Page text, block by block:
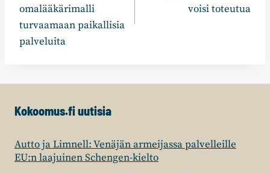
omalääkärimalli
turvaamaan paikallisia
palveluita
voisi toteutua
Kokoomus.fi uutisia
Autto ja Limnell: Venäjän armeijassa palvelleille
EU:n laajuinen Schengen-kielto